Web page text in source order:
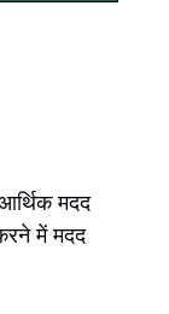
मदद
में मदद